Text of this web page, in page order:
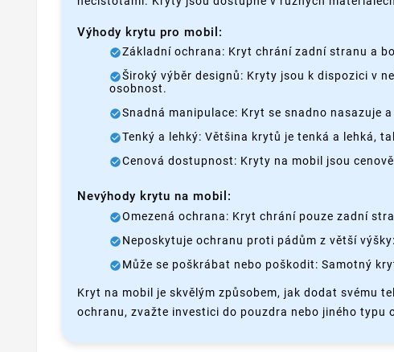
Výhody krytu pro mobil:
Základní ochrana: Kryt chrání zadní stranu a
Široký výběr designů: Kryty jsou k dispozici v
osobnost.
Snadná manipulace: Kryt se snadno nasazuje
Tenký a lehký: Většina krytů je tenká a lehká,
Cenová dostupnost: Kryty na mobil jsou
Nevýhody krytu na mobil:
Omezená ochrana: Kryt chrání pouze zadní
Neposkytuje ochranu proti pádům z větší
Může se poškrábat nebo poškodit: Samotný
Kryt na mobil je skvělým způsobem, jak dodat svému
ochranu, zvažte investici do pouzdra nebo jiného typu